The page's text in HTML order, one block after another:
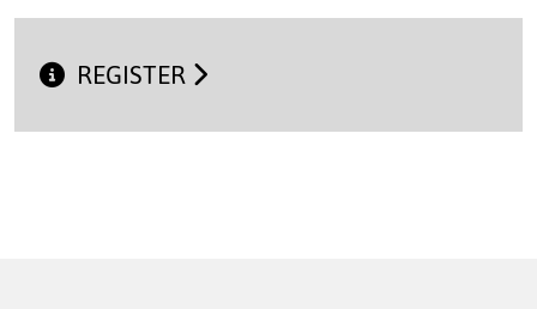
REGISTER